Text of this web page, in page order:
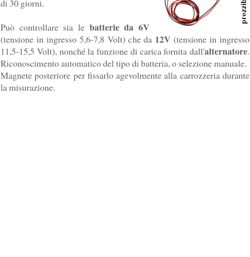
di 30 giorni.
Può controllare sia le batterie da 6V
(tensione in ingresso 5,6-7,8 Volt) che da 12V (tensione in ingresso
11,5-15,5 Volt), nonché la funzione di carica fornita dall'alternatore.
Riconoscimento automatico del tipo di batteria, o selezione manuale.
Magnete posteriore per fissarlo agevolmente alla carrozzeria durante
la misurazione.